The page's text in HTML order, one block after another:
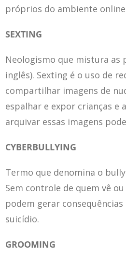
próprios do ambiente
SEXTING
Neologismo que mistura as
inglês). Sexting é o uso de
compartilhar imagens de
espalhar e expor crianças e
arquivar essas imagens
CYBERBULLYING
Termo que denomina o
Sem controle de quem vê
podem gerar
suicídio.
GROOMING